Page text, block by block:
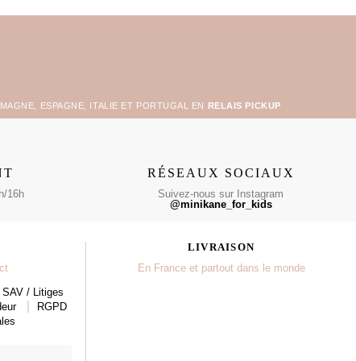
ESPAGNE, ITALIE ET PORTUGAL EN RELAIS PICKUP
16h
RÉSEAUX SOCIAUX
Suivez-nous sur Instagram
@minikane_for_kids
/ Litiges
RGPD
LIVRAISON
En France et partout dans le monde